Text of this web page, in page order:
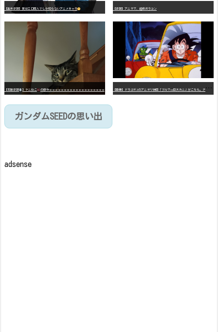
【高市悲報】実はエロ同人でしか知らないアニメキャラ 【悲報】アニサマ、超絶ガラコン
【石破悲報 】ヤニねこ の原作ｗｗｗｗｗｗｗｗｗｗｗｗｗｗｗｗｗｗｗ 【
画像】ドラゴボZのアニオリ神回「ブルマvs巨大カニ」がこちら。ナメック星の海にドラゴボを落としたブルマと巨大カニのバトル
ガンダムSEEDの思い出
adsense